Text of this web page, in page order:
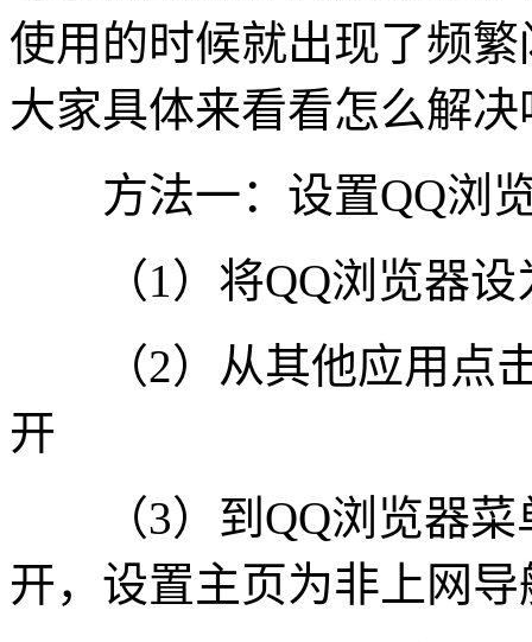
使用的时候就出现了频
大家具体来看看怎么解决
方法一：设置QQ浏览
（1）将QQ浏览器设
（2）从其他应用点击
开
（3）到QQ浏览器菜
开，设置主页为非上网